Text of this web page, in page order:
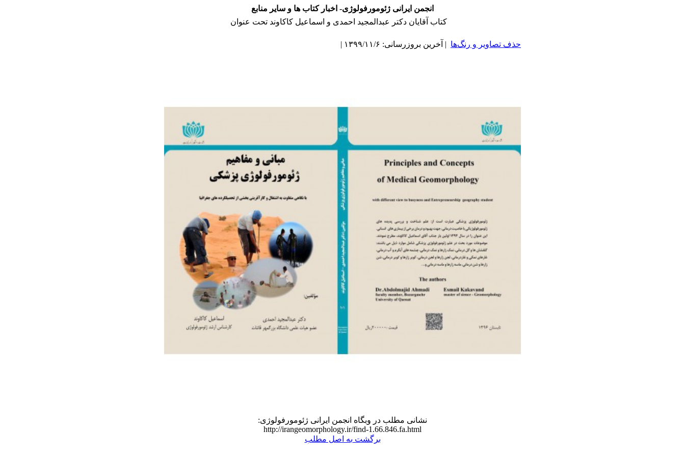
انجمن ایرانی ژئومورفولوژی- اخبار کتاب ها و سایر منابع
کتاب آقایان دکتر عبدالمجید احمدی و اسماعیل کاکاوند تحت عنوان
حذف تصاویر و رنگ‌ها | آخرین بروزرسانی: ۱۳۹۹/۱۱/۶ |
نشانی مطلب در وبگاه انجمن ایرانی ژئومورفولوژی:
http://irangeomorphology.ir/find-1.66.846.fa.html
برگشت به اصل مطلب